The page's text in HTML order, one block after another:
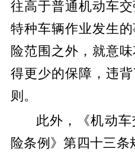
往高于普通机动车
特种车辆作业发生
险范围之外，就意
得更少的保障，违
则。
此外，《机动
险条例》第四十三条